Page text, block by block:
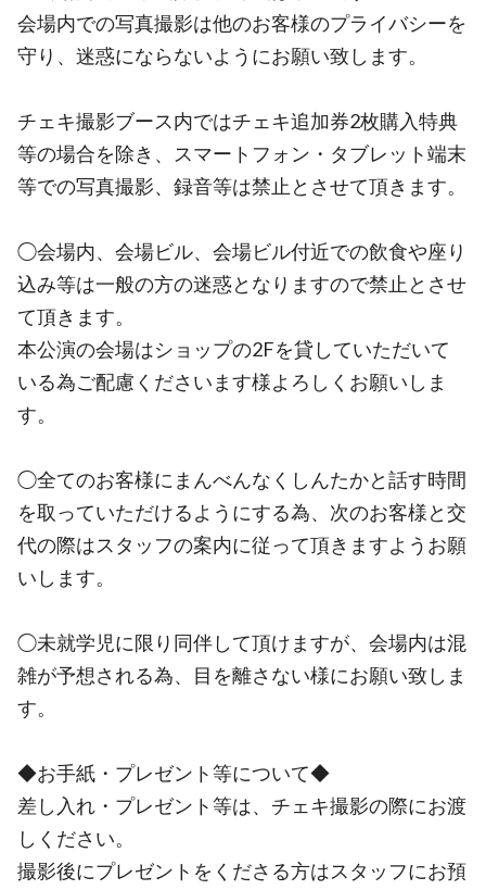
会場内での写真撮影は他のお客様のプライバシーを
守り、迷惑にならないようにお願い致します。
チェキ撮影ブース内ではチェキ追加券2枚購入特典
等の場合を除き、スマートフォン・タブレット端末
等での写真撮影、録音等は禁止とさせて頂きます。
◯会場内、会場ビル、会場ビル付近での飲食や座り
込み等は一般の方の迷惑となりますので禁止とさせ
て頂きます。
本公演の会場はショップの2Fを貸していただいて
いる為ご配慮くださいます様よろしくお願いしま
す。
◯全てのお客様にまんべんなくしんたかと話す時間
を取っていただけるようにする為、次のお客様と交
代の際はスタッフの案内に従って頂きますようお願
いします。
◯未就学児に限り同伴して頂けますが、会場内は混
雑が予想される為、目を離さない様にお願い致しま
す。
◆お手紙・プレゼント等について◆
差し入れ・プレゼント等は、チェキ撮影の際にお渡
しください。
撮影後にプレゼントをくださる方はスタッフにお預